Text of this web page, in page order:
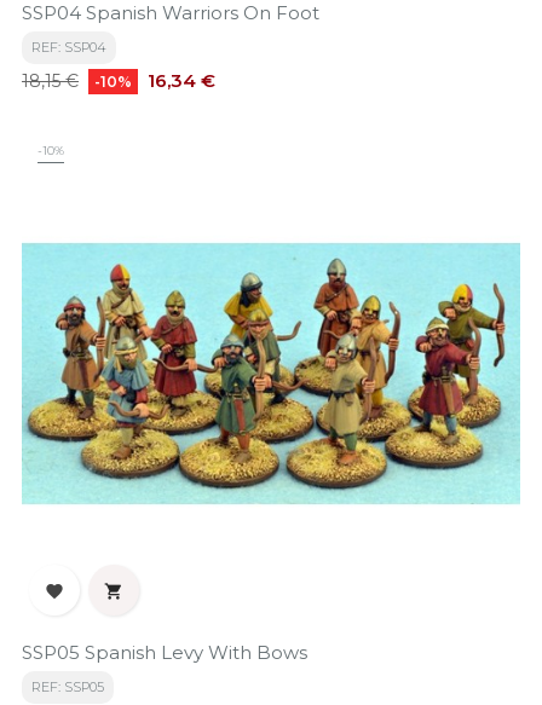
SSP04 Spanish Warriors On Foot
REF: SSP04
Precio
18,15 € -10% Precio
16,34 €
-10%
 
SSP05 Spanish Levy With Bows
REF: SSP05